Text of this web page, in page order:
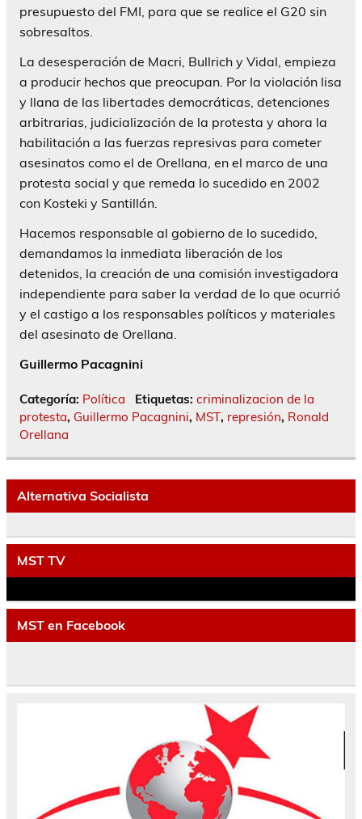
presupuesto del FMI, para que se realice el G20 sin
sobresaltos.
La desesperación de Macri, Bullrich y Vidal, empieza
a producir hechos que preocupan. Por la violación lisa
y llana de las libertades democráticas, detenciones
arbitrarias, judicialización de la protesta y ahora la
habilitación a las fuerzas represivas para cometer
asesinatos como el de Orellana, en el marco de una
protesta social y que remeda lo sucedido en 2002
con Kosteki y Santillán.
Hacemos responsable al gobierno de lo sucedido,
demandamos la inmediata liberación de los
detenidos, la creación de una comisión investigadora
independiente para saber la verdad de lo que ocurrió
y el castigo a los responsables políticos y materiales
del asesinato de Orellana.
Guillermo Pacagnini
Categoría: Política Etiquetas: criminalizacion de la
protesta, Guillermo Pacagnini, MST, represión, Ronald
Orellana
Alternativa Socialista
MST TV
MST en Facebook